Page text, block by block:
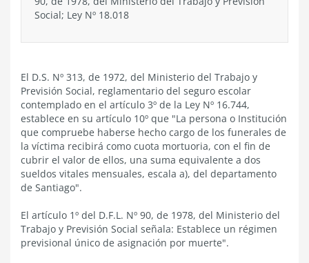
Social; Ley Nº 18.018
El D.S. Nº 313, de 1972, del Ministerio del Trabajo y
Previsión Social, reglamentario del seguro escolar
contemplado en el artículo 3º de la Ley Nº 16.744,
establece en su artículo 10º que "La persona o Institución
que compruebe haberse hecho cargo de los funerales de
la víctima recibirá como cuota mortuoria, con el fin de
cubrir el valor de ellos, una suma equivalente a dos
sueldos vitales mensuales, escala a), del departamento
de Santiago".
El artículo 1º del D.F.L. Nº 90, de 1978, del Ministerio del
Trabajo y Previsión Social señala: Establece un régimen
previsional único de asignación por muerte".